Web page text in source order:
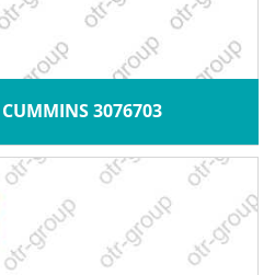
3076703